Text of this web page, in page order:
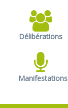
Délibérations
Manifestations